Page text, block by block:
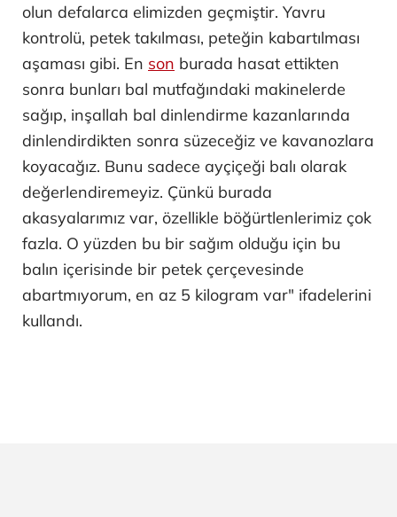
olun defalarca elimizden geçmiştir. Yavru
kontrolü, petek takılması, peteğin kabartılması
aşaması gibi. En son burada hasat ettikten
sonra bunları bal mutfağındaki makinelerde
sağıp, inşallah bal dinlendirme kazanlarında
dinlendirdikten sonra süzeceğiz ve kavanozlara
koyacağız. Bunu sadece ayçiçeği balı olarak
değerlendiremeyiz. Çünkü burada
akasyalarımız var, özellikle böğürtlenlerimiz çok
fazla. O yüzden bu bir sağım olduğu için bu
balın içerisinde bir petek çerçevesinde
abartmıyorum, en az 5 kilogram var" ifadelerini
kullandı.